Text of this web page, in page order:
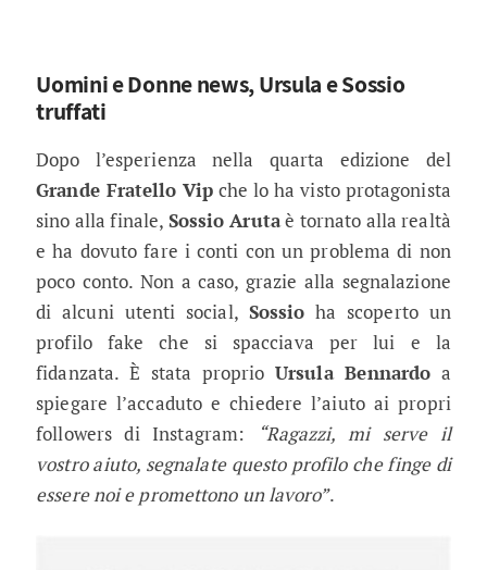
Uomini e Donne news, Ursula e Sossio
truffati
Dopo l’esperienza nella quarta edizione del
Grande Fratello Vip che lo ha visto protagonista
sino alla finale, Sossio Arutaè tornato alla realtà
e ha dovuto fare i conti con un problema di non
poco conto. Non a caso, grazie alla segnalazione
di alcuni utenti social, Sossio ha scoperto un
profilo fake che si spacciava per lui e la
fidanzata. È stata proprioUrsula Bennardo a
spiegare l’accaduto e chiedere l’aiuto ai propri
followers di Instagram:
“Ragazzi, mi serve il
vostro aiuto, segnalate questo profilo che finge di
essere noi e promettono un lavoro”.